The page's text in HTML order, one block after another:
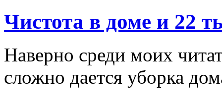
Чистота в доме и 22
Наверно среди моих
сложно дается уборка